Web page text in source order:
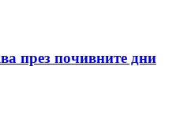
през почивните дни